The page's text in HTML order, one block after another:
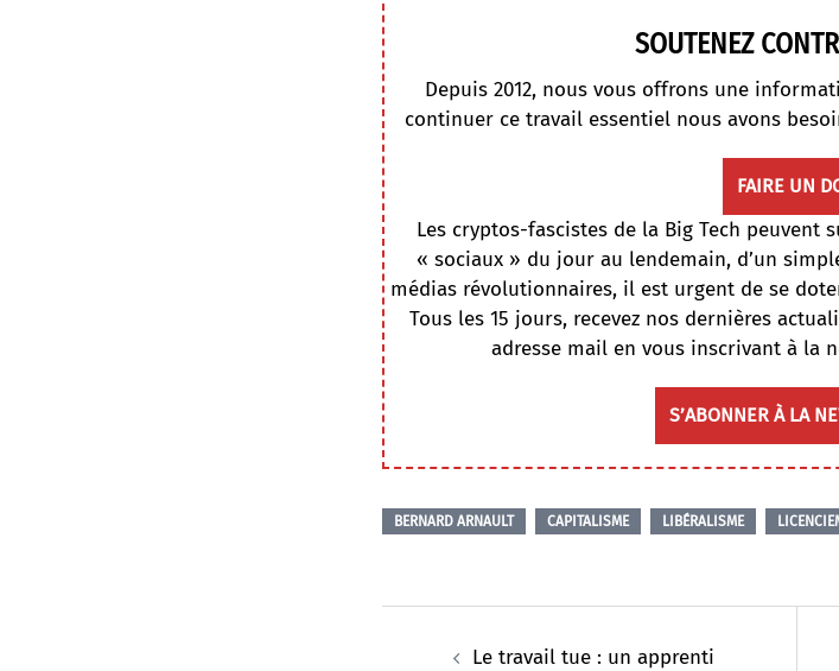
SOUTENEZ
Depuis 2012, nous vous offrons une
continuer ce travail essentiel nous avons
FAIRE UN
Les cryptos-fascistes de la Big Tech peuvent
« sociaux » du jour au lendemain, d’un
médias révolutionnaires, il est urgent de se
Tous les 15 jours, recevez nos dernières
adresse mail en vous inscrivant à la
S’ABONNER À LA
BERNARD ARNAULT CAPITALISME LIBÉRALISME
d’articleLe travail tue : un apprenti